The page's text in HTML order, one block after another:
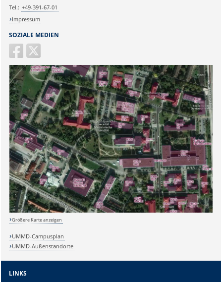
SOZIALE MEDIEN
Tel.: +49-391-67-01
Impressum
Größere Karte anzeigen
UMMD-Campusplan
UMMD-Außenstandorte
LINKS